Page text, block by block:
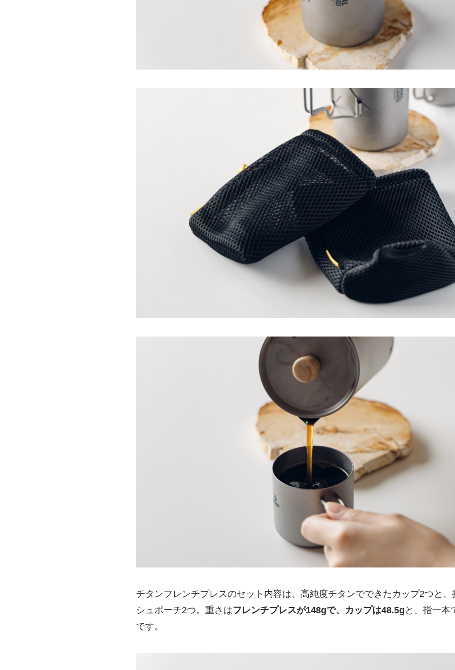
チタンフレンチプレスのセット内容は、高純度チタンでできたカップ2つと
シュポーチ2つ。重さはフレンチプレスが148gで、カップは48.5g と、指一本
です。